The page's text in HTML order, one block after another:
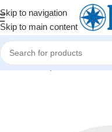
Skip to navigation
Skip to main content
Home/Shop/Şəbəkə